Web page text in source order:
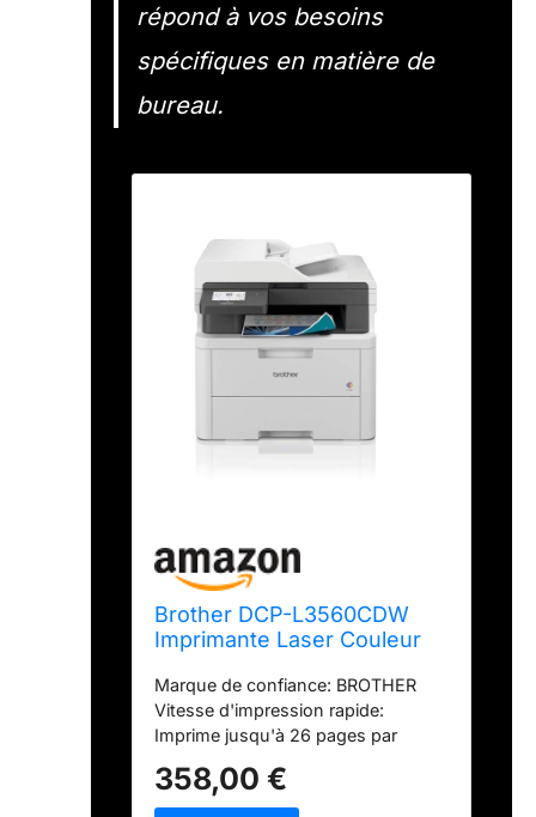
répond à vos besoins
spécifiques en matière de
bureau.
Brother DCP-L3560CDW
Imprimante Laser Couleur
(Impression/Copie/Scan)
WiFi Recto-Verso
Automatique en impression
2 mois OFFERTS à
l'abonnement d'encre
Marque de confiance: BROTHER
Vitesse d'impression rapide:
Imprime jusqu'à 26 pages par
optimale Impression recto verso
automatique: Jusqu'à 10 faces par
358,00 €